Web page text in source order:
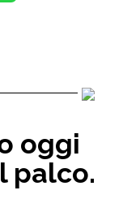
oggi
palco.